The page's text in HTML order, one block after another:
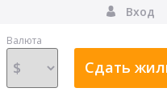
Вход
Валюта
Сдать